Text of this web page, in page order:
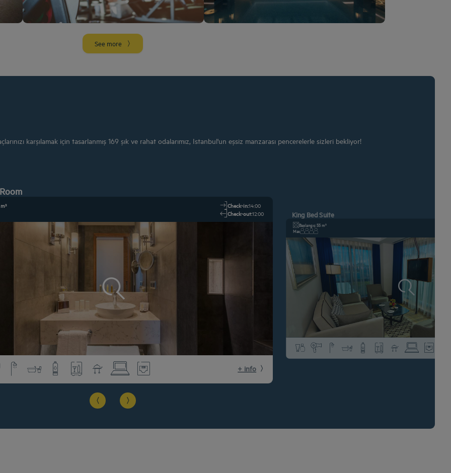
See more
karşılamak için tasarlanmış 169 şık ve rahat odalarımız, Istanbul'un eşsiz manzarası pencerelerle sizleri bekliyor!
Check-in:14:00
Check-out:12:00
+ info
King Bed Suite
Başlangıç 55 m²
Max